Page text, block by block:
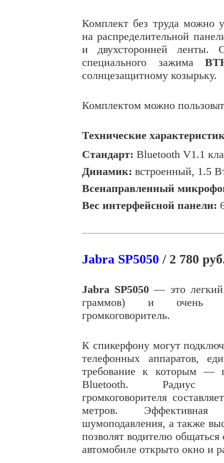
Комплект без труда можно
на распределительной
и двухсторонней ленты.
специального зажима
солнцезащитному козырьку.
Комплектом можно
Технические
Стандарт: Bluetooth V1.1
Динамик: встроенный, 1.5
Всенаправленный
Вес интерфейсной панели:
Jabra SP5050 / 2 780
Jabra SP5050 — это
граммов) и очень
громкоговоритель.
К спикерфону могут
телефонных аппаратов,
требование к которым —
Bluetooth. Радиус
громкоговорителя
метров. Эффективная
шумоподавления, а также
позволят водителю
автомобиле открыто окно и